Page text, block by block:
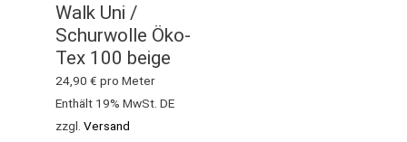
Walk Uni /
Schurwolle Öko-
Tex 100 beige
24,90€ pro Meter
Enthält 19% MwSt. DE
zzgl.Versand